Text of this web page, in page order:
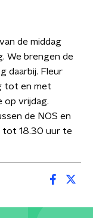
de middag
We brengen de
daarbij. Fleur
tot en met
op vrijdag.
de NOS en
tot 18.30 uur te